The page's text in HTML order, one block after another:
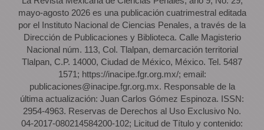
mayo-agosto 2026 es una publicación cuatrimestral editada
por el Instituto Nacional de Ciencias Penales, a través de la
Dirección de Publicaciones y Biblioteca. Calle Magisterio
Nacional núm. 113, Col. Tlalpan, demarcación territorial
Tlalpan, C.P. 14000, Ciudad de México, México. Tel. 5487
1571; https://inacipe.fgr.org.mx/; email:
publicaciones@inacipe.fgr.org.mx. Responsable de la
última actualización: Juan Carlos Gómez Espinoza. ISSN:
2954-4963. Reservas de Derechos al Uso Exclusivo No.
04-2017-080214584200-102; Licitud de Título y contenido: